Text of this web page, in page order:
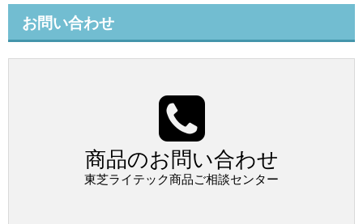
お問い合わせ
商品のお問い合わせ
東芝ライテック商品ご相談センター